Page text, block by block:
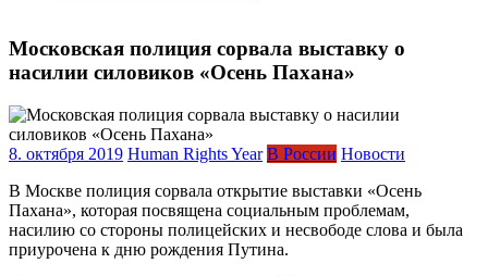
Московская полиция сорвала выставку о
насилии силовиков «Осень Пахана»
8. октября 2019 Human Rights Year В России Новости
​В Москве полиция сорвала открытие выставки «Осень
Пахана», которая посвящена социальным проблемам,
насилию со стороны полицейских и несвободе слова и была
приурочена к дню рождения Путина.